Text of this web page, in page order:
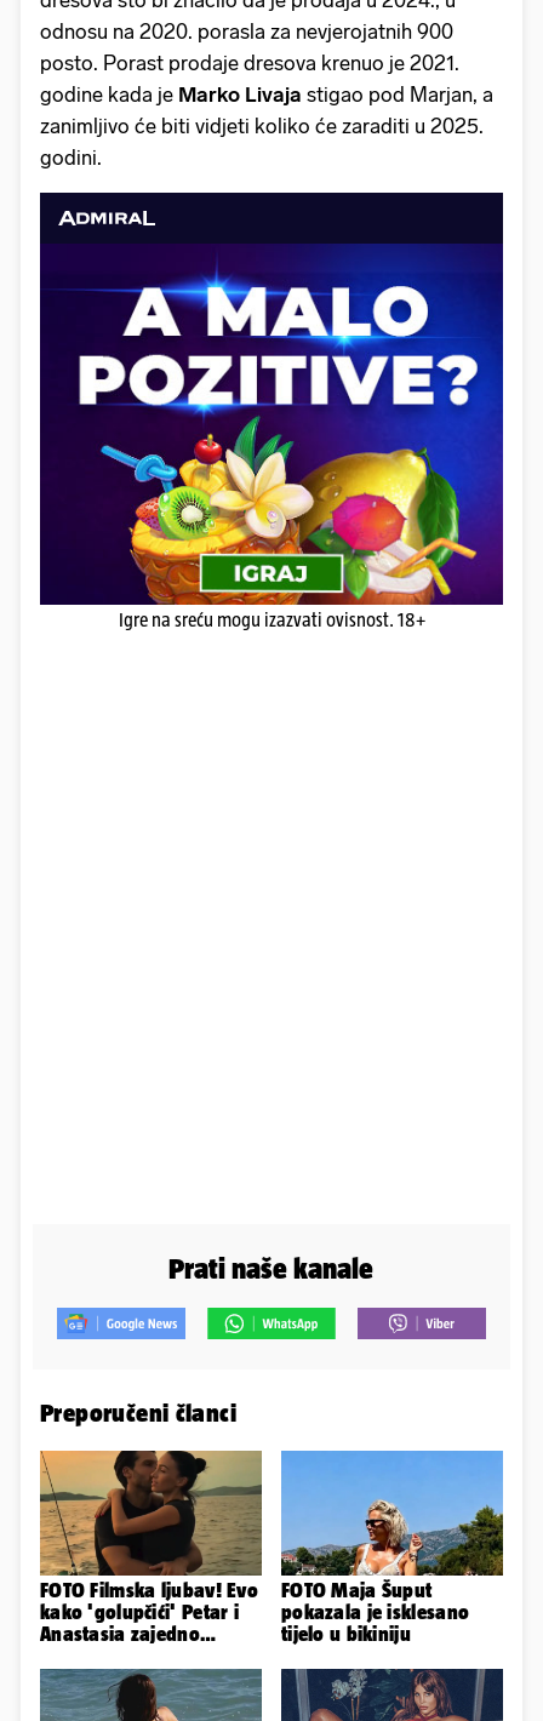
odnosu na 2020. porasla za nevjerojatnih 900
posto. Porast prodaje dresova krenuo je 2021.
godine kada je Marko Livaja stigao pod Marjan, a
zanimljivo će biti vidjeti koliko će zaraditi u 2025.
godini.
Igre na sreću mogu izazvati ovisnost. 18+
Prati naše kanale
Preporučeni članci
FOTO Filmska ljubav! Evo
kako 'golupčići' Petar i
Anastasia zajedno
FOTO Maja Šuput
pokazala je isklesano
tijelo u bikiniju